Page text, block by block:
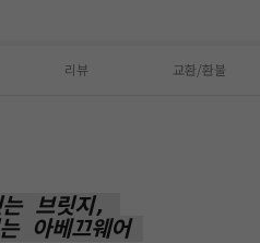
리뷰 교환/환불
는 브릿지,
아베끄웨어